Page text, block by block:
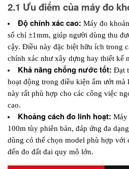
2.1 Ưu điểm của máy đo
Độ chính xác cao: Máy đo
số chỉ ±1mm, giúp người dùng thu
cậy. Điều này đặc biệt hữu ích trong
chính xác như xây dựng hay thiết kế
Khả năng chống nước tốt: Đạt
hoạt động trong điều kiện ẩm ướt
này rất phù hợp cho các công việc
cao.
Khoảng cách đo linh hoạt: Máy
100m tùy phiên bản, đáp ứng đa
dùng có thể chọn model phù hợp với
đến đo đất đai quy mô lớn.